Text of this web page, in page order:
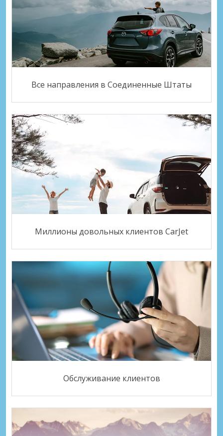
Все направления в Соединенные Штаты
Миллионы довольных клиентов CarJet
Обслуживание клиентов